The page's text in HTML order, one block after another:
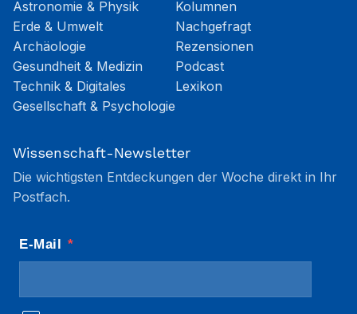
Astronomie & Physik
Erde & Umwelt
Archäologie
Gesundheit & Medizin
Technik & Digitales
Gesellschaft & Psychologie
Kolumnen
Nachgefragt
Rezensionen
Podcast
Lexikon
Wissenschaft-Newsletter
Die wichtigsten Entdeckungen der Woche direkt in Ihr
Postfach.